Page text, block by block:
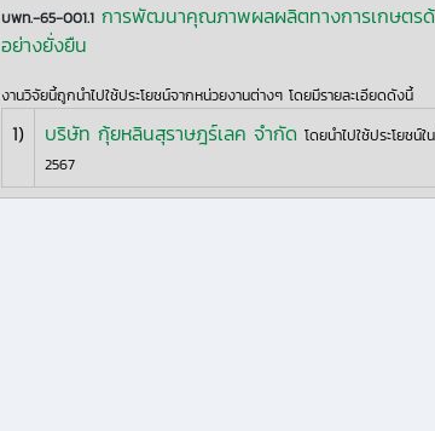
บพท.-65-001.1 การพัฒนาคุณภาพผลผลิตทางการเกษตรด้
อย่างยั่งยืน
งานวิจัยนี้ถูกนำไปใช้ประโยชน์จากหน่วยงานต่างๆ โดยมีรายละเอียดดังนี้
1) บริษัท กุ้ยหลินสุราษฎร์เลค จำกัด โดยนำไปใช้ประโยชน์
2567